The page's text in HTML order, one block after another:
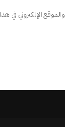
الإلكتروني في